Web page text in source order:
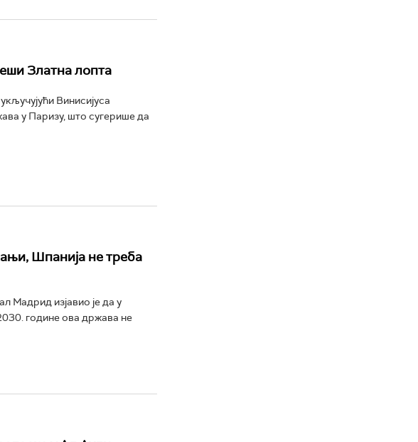
Златна лопта
Винисијуса
у Паризу, што сугерише да
Шпанија не треба
Мадрид изјавио је да у
године ова држава не